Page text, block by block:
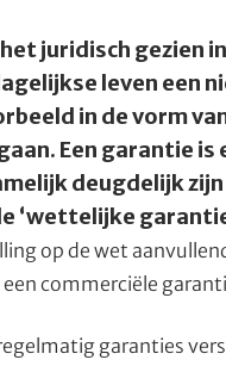
juridisch gezien
leven een
in de vorm
Een garantie
deugdelijk
‘wettelijke
op de wet
commerciële
garanties